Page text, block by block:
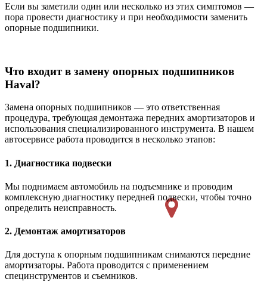
Если вы заметили один или несколько из этих симптомов —
пора провести диагностику и при необходимости заменить
опорные подшипники.
Что входит в замену опорных подшипников
Haval?
Замена опорных подшипников — это ответственная
процедура, требующая демонтажа передних амортизаторов и
использования специализированного инструмента. В нашем
автосервисе работа проводится в несколько этапов:
1. Диагностика подвески
Мы поднимаем автомобиль на подъемнике и проводим
комплексную диагностику передней подвески, чтобы точно
определить неисправность.
2. Демонтаж амортизаторов
Для доступа к опорным подшипникам снимаются передние
амортизаторы. Работа проводится с применением
специнструментов и съемников.